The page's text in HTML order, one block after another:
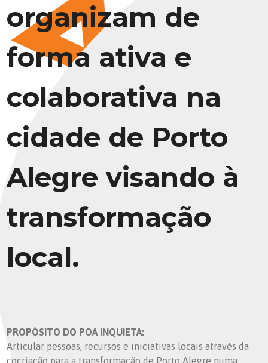
organizam de
forma ativa e
colaborativa na
cidade de Porto
Alegre visando à
transformação
local.
PROPÓSITO DO POA INQUIETA:
Articular pessoas, recursos e iniciativas locais através da
cocriação para a transformação de Porto Alegre numa